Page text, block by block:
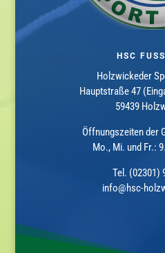
HSC
Holzwickeder
Hauptstraße 47
59439
Öffnungszeiten der
Mo., Mi. und Fr.:
Tel. (02301)
info@hsc-